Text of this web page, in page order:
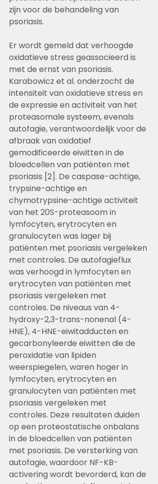
zijn voor de behandeling van
psoriasis.
Er wordt gemeld dat verhoogde
oxidatieve stress geassocieerd is
met de ernst van psoriasis.
Karabowicz et al. onderzocht de
intensiteit van oxidatieve stress en
de expressie en activiteit van het
proteasomale systeem, evenals
autofagie, verantwoordelijk voor de
afbraak van oxidatief
gemodificeerde eiwitten in de
bloedcellen van patiënten met
psoriasis [2]. De caspase-achtige,
trypsine-achtige en
chymotrypsine-achtige activiteit
van het 20S-proteasoom in
lymfocyten, erytrocyten en
granulocyten was lager bij
patiënten met psoriasis vergeleken
met controles. De autofagieflux
was verhoogd in lymfocyten en
erytrocyten van patiënten met
psoriasis vergeleken met
controles. De niveaus van 4-
hydroxy-2,3-trans-nonenal (4-
HNE), 4-HNE-eiwitadducten en
gecarbonyleerde eiwitten die de
peroxidatie van lipiden
weerspiegelen, waren hoger in
lymfocyten, erytrocyten en
granulocyten van patiënten met
psoriasis vergeleken met
controles. Deze resultaten duiden
op een proteostatische onbalans
in de bloedcellen van patiënten
met psoriasis. De versterking van
autofagie, waardoor NF-KB-
activering wordt bevorderd, kan de